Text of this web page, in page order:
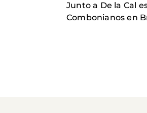
Junto a De la Cal
Combonianos en